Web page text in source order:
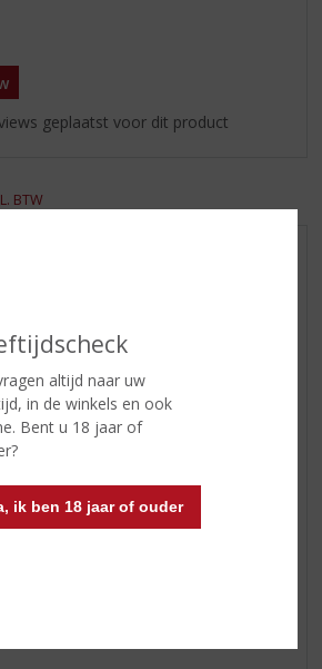
altijd naar uw
in de winkels en ook
Bent u 18 jaar of
ik ben 18 jaar of ouder
geplaatst voor dit product
BTW